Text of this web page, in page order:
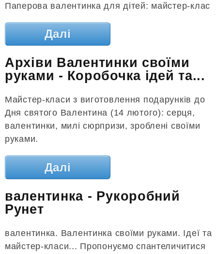
Паперова валентинка для дітей: майстер-клас
Далі
Архіви Валентинки своїми
руками - Коробочка ідей та...
Майстер-класи з виготовлення подарунків до
Дня святого Валентина (14 лютого): серця,
валентинки, милі сюрпризи, зроблені своїми
руками.
Далі
валентинка - Рукоробний
Рунет
валентинка. Валентинка своїми руками. Ідеї ​​та
майстер-класи... Пропонуємо спантеличитися